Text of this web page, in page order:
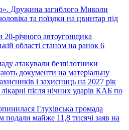
Дружина загиблого Миколи
та поїздки на цвинтар під
річного автоугонщика
області станом на ранок 6
атакували безпілотники
документи на матеріальну
і захисниць на 2027 рік
після нічних ударів КАБ по
Глухівська громада
подали майже 11,8 тисячі заяв на